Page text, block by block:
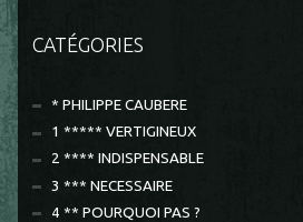
CATÉGORIES
* PHILIPPE CAUBERE
1 ***** VERTIGINEUX
2 **** INDISPENSABLE
3 *** NECESSAIRE
4 ** POURQUOI PAS ?